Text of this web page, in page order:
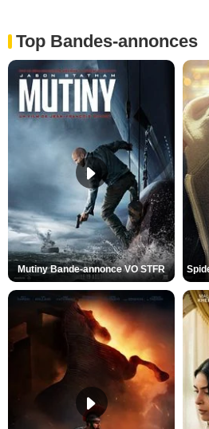
Top Bandes-annonces
Mutiny Bande-annonce VO STFR